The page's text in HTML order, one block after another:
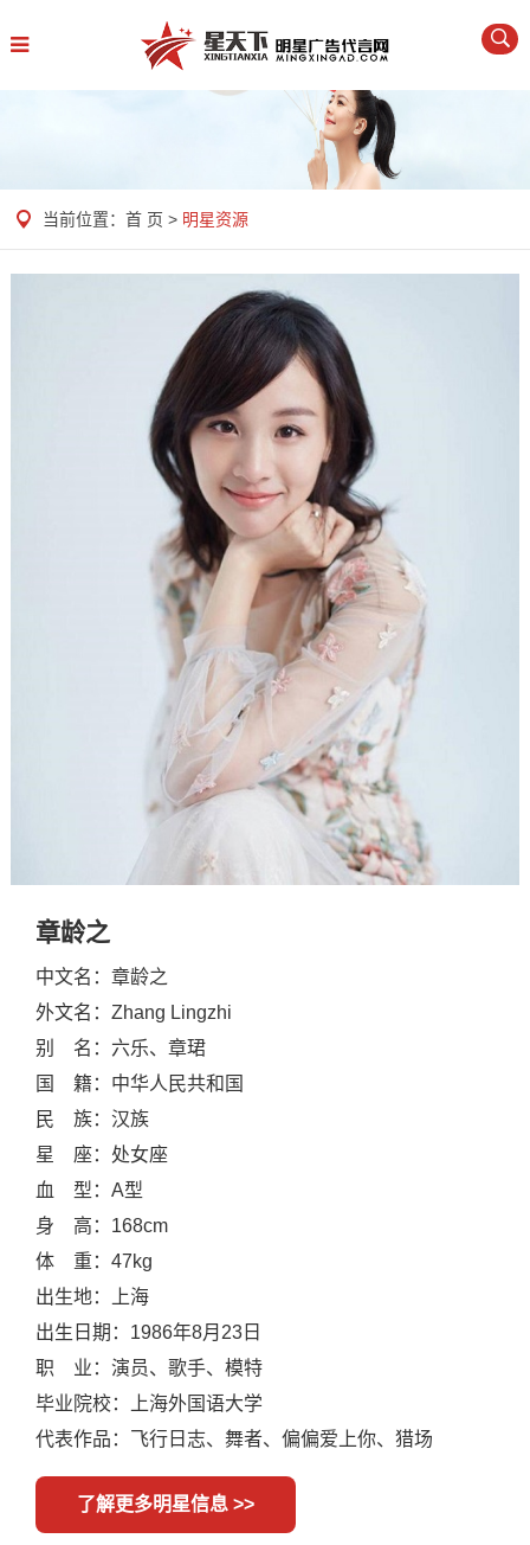
当前位置： 首 页 > 明星资源
章龄之
中文名：章龄之
外文名：Zhang Lingzhi
别 名：六乐、章珺
国 籍：中华人民共和国
民 族：汉族
星 座：处女座
血 型：A型
身 高：168cm
体 重：47kg
出生地：上海
出生日期：1986年8月23日
职 业：演员、歌手、模特
毕业院校：上海外国语大学
代表作品：飞行日志、舞者、偏偏爱上你、猎场
了解更多明星信息 >>